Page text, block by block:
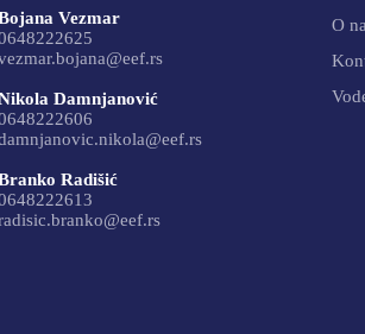
Vezmar
Damnjanović
Radišić
O